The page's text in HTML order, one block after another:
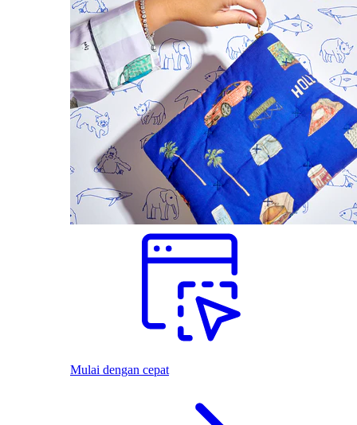
Mulai dengan cepat